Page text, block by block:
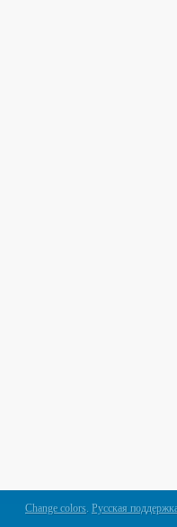
Change colors. Русская